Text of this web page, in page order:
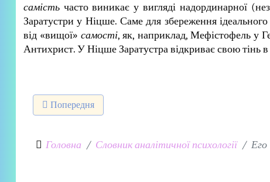
самістьчасто виникає у вигляді надординарної
Заратустри у Ніцше. Саме для збереження
від «вищої»самості, як, наприклад, Мефістофель у
Антихрист. У Ніцше Заратустра відкриває свою тінь
Попередня стаття: Душевнй образ
Попередня
Головна Словник аналітичної психології Его